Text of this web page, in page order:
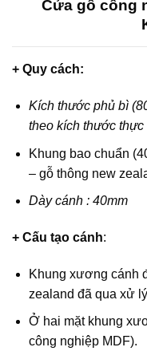
Cửa gỗ công
+ Quy cách:
Kích thước phủ bì
theo kích thước thực
Khung bao chuẩn
– gỗ thông new
Dày cánh : 40mm
+ Cấu tạo cánh:
Khung xương cánh
zealand đã qua xử
Ở hai mặt khung
công nghiệp MDF).